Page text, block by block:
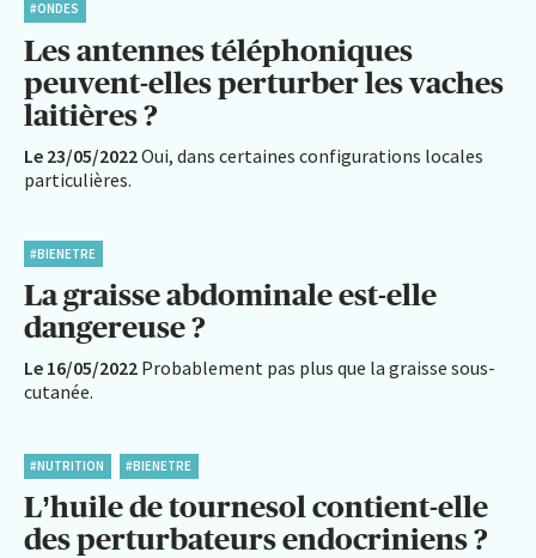
#ONDES
Les antennes téléphoniques
peuvent-elles perturber les vaches
laitières ?
Le 23/05/2022Oui, dans certaines configurations locales
particulières.
#BIENETRE
La graisse abdominale est-elle
dangereuse ?
Le 16/05/2022 Probablement pas plus que la graisse sous-
cutanée.
#NUTRITION #BIENETRE
L’huile de tournesol contient-elle
des perturbateurs endocriniens ?